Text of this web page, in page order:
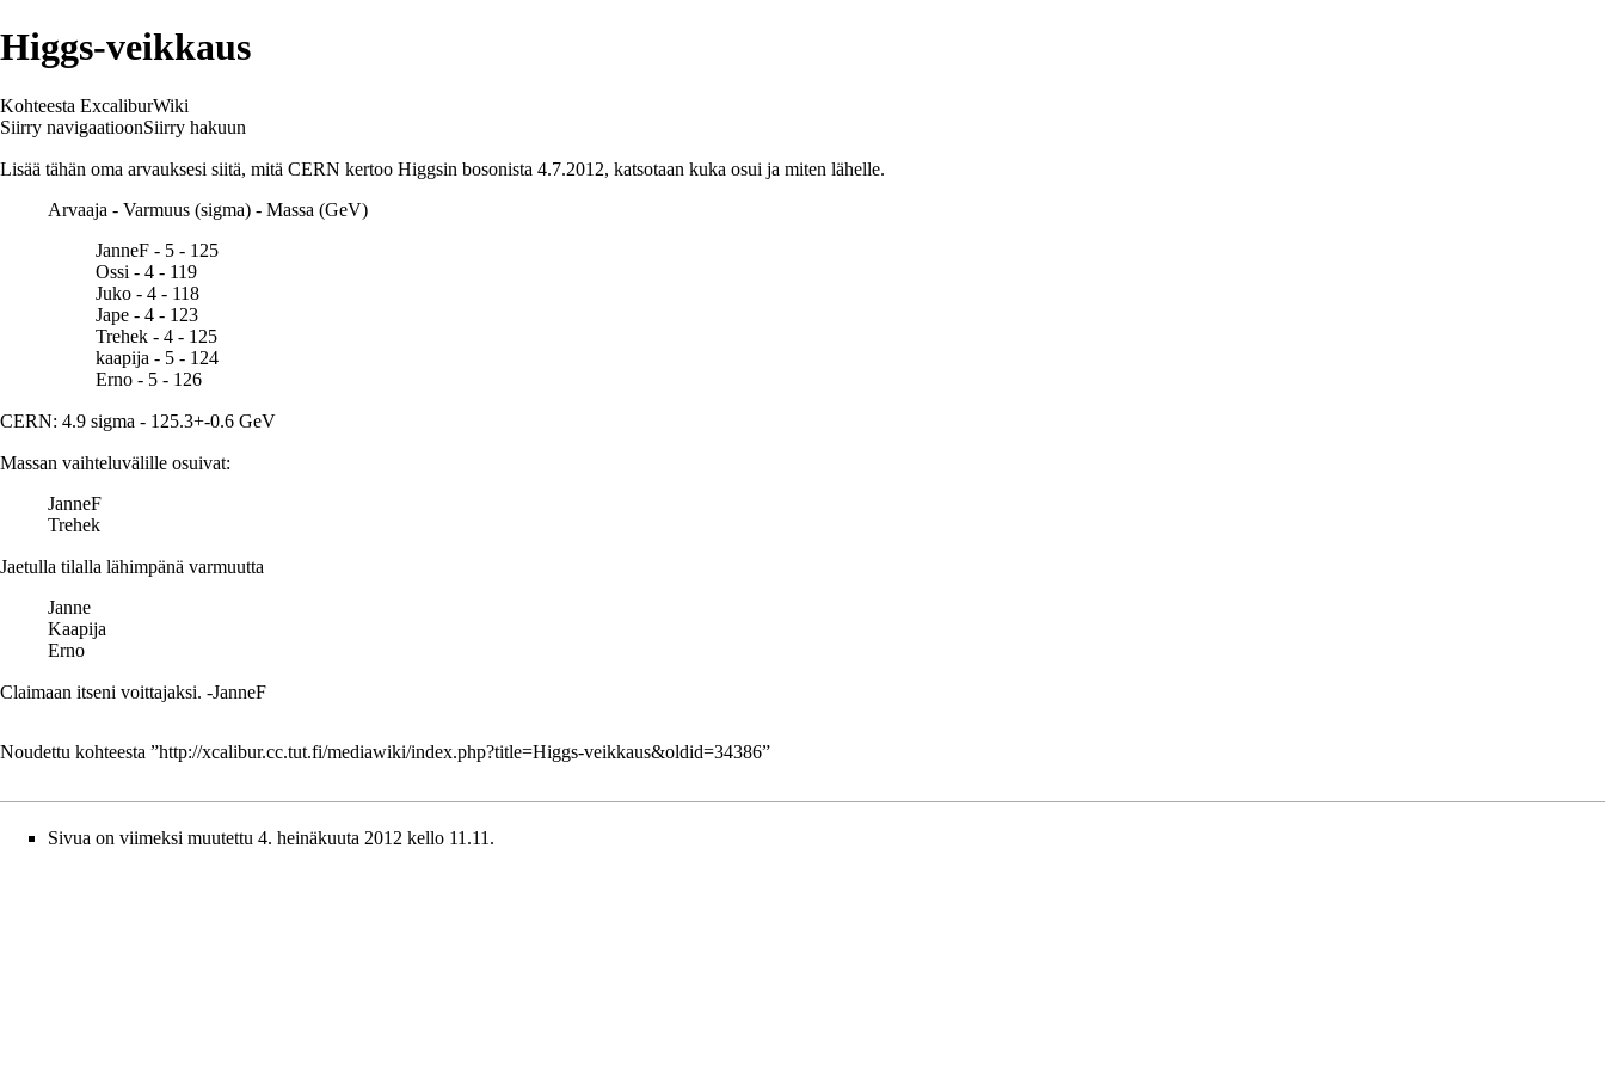
Higgs-veikkaus
Kohteesta ExcaliburWiki
Siirry navigaatioonSiirry hakuun
Lisää tähän oma arvauksesi siitä, mitä CERN kertoo Higgsin bosonista 4.7.2012, katsotaan kuka osui ja miten lähelle.
Arvaaja - Varmuus (sigma) - Massa (GeV)
JanneF - 5 - 125
Ossi - 4 - 119
Juko - 4 - 118
Jape - 4 - 123
Trehek - 4 - 125
kaapija - 5 - 124
Erno - 5 - 126
CERN: 4.9 sigma - 125.3+-0.6 GeV
Massan vaihteluvälille osuivat:
JanneF
Trehek
Jaetulla tilalla lähimpänä varmuutta
Janne
Kaapija
Erno
Claimaan itseni voittajaksi. -JanneF
Noudettu kohteesta ”http://xcalibur.cc.tut.fi/mediawiki/index.php?title=Higgs-veikkaus&oldid=34386”
Sivua on viimeksi muutettu 4. heinäkuuta 2012 kello 11.11.